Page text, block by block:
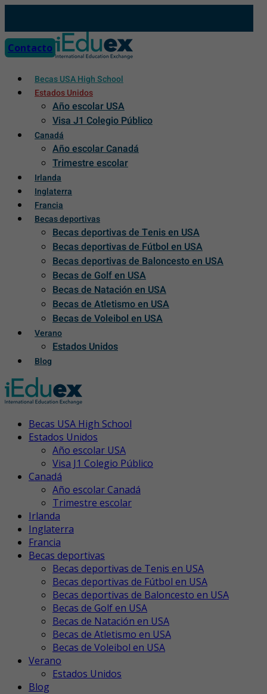
content
Contacto
Becas USA High School
Estados Unidos
Año escolar USA
Visa J1 Colegio Público
Canadá
Año escolar Canadá
Trimestre escolar
Irlanda
Inglaterra
Francia
Becas deportivas
Becas deportivas de Tenis en USA
Becas deportivas de Fútbol en USA
Becas deportivas de Baloncesto en USA
Becas de Golf en USA
Becas de Natación en USA
Becas de Atletismo en USA
Becas de Voleibol en USA
Verano
Estados Unidos
Blog
Becas USA High School
Estados Unidos
Año escolar USA
Visa J1 Colegio Público
Canadá
Año escolar Canadá
Trimestre escolar
Irlanda
Inglaterra
Francia
Becas deportivas
Becas deportivas de Tenis en USA
Becas deportivas de Fútbol en USA
Becas deportivas de Baloncesto en USA
Becas de Golf en USA
Becas de Natación en USA
Becas de Atletismo en USA
Becas de Voleibol en USA
Verano
Estados Unidos
Blog